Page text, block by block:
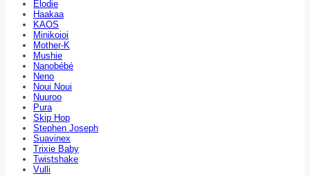
Elodie
Haakaa
KAOS
Minikoioi
Mother-K
Mushie
Nanobébé
Neno
Noui Noui
Nuuroo
Pura
Skip Hop
Stephen Joseph
Suavinex
Trixie Baby
Twistshake
Vulli